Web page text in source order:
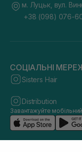
м. Луцьк, вул.
+38 (098) 076-
СОЦІАЛЬНІ
Sisters Hair
Distribution
Завантажуйте